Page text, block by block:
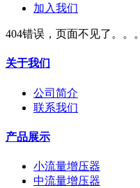
加入我们
404错误，页面不见了。。。
关于我们
公司简介
联系我们
产品展示
小流量增压器
中流量增压器